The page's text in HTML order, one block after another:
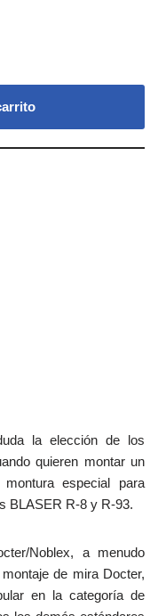
la elección de los
quieren montar un
especial para
BLASER R-8 y R-93.
Noblex, a menudo
de mira Docter,
en la categoría de